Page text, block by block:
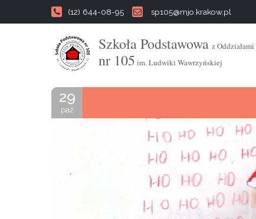
(12) 644-08-95 sp105@mjo.krakow.pl
Szkoła Podstawowa z
nr 105 im. Ludwiki Wawrzyńskiej
29
paź